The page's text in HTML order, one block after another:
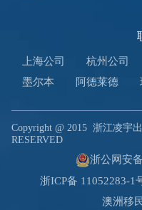
上海公司 杭州公司
墨尔本
阿德莱德
Copyright @ 2015浙江凌宇出
RESERVED
浙公网安
浙ICP备 11052283-1
澳洲移